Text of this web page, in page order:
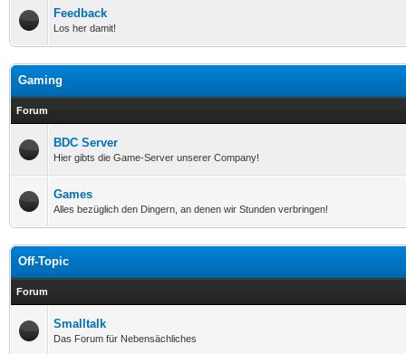
Feedback
Los her damit!
Gaming
Forum
BDC Server
Hier gibts die Game-Server unserer Company!
Games
Alles bezüglich den Dingern, an denen wir Stunden verbringen!
Off-Topic
Forum
Smalltalk
Das Forum für Nebensächliches